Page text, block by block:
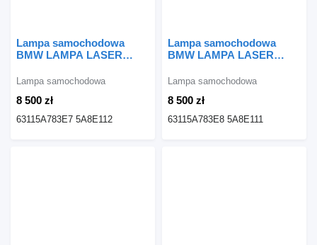
Lampa samochodowa
BMW LAMPA LASER
PAKIET 63115A783E7 do
8 500 zł
Lampa samochodowa
63115A783E7 5A8E112
Lampa samochodowa
BMW LAMPA LASER
PAKIET 63115A783E8 do
8 500 zł
Lampa samochodowa
63115A783E8 5A8E111